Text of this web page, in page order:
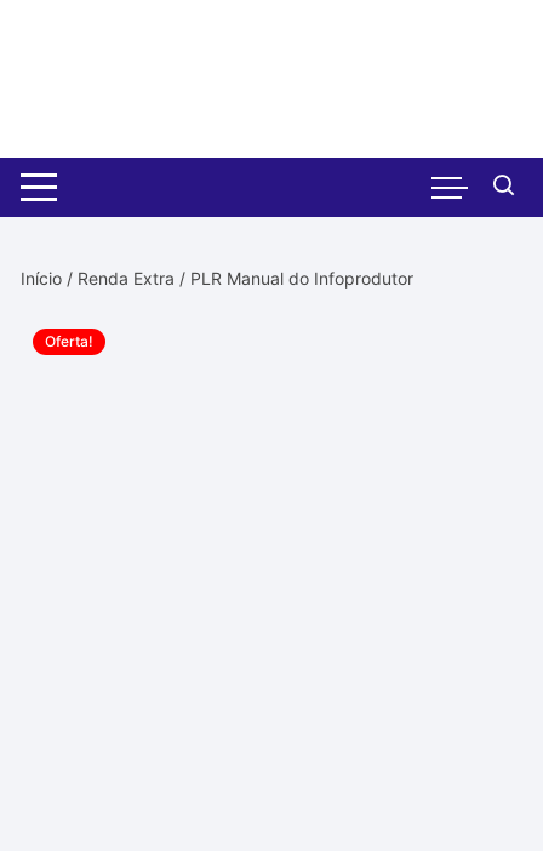
Início / Renda Extra / PLR Manual do Infoprodutor
Oferta!